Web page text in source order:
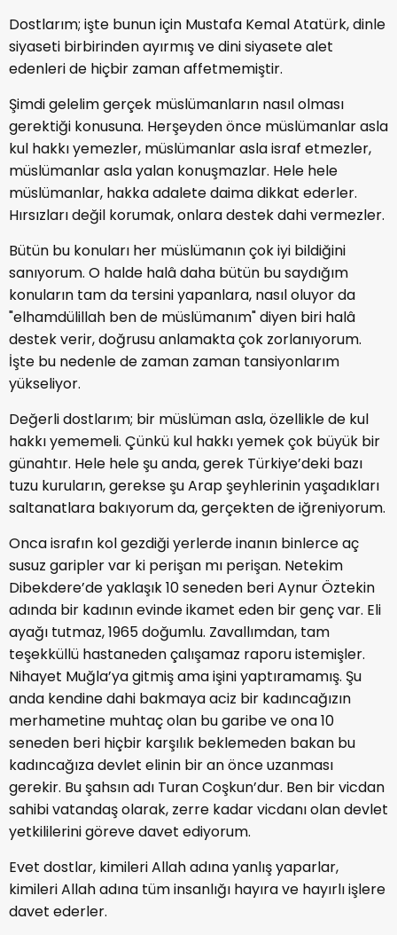
Dostlarım; işte bunun için Mustafa Kemal Atatürk, dinle
siyaseti birbirinden ayırmış ve dini siyasete alet
edenleri de hiçbir zaman affetmemiştir.
Şimdi gelelim gerçek müslümanların nasıl olması
gerektiği konusuna. Herşeyden önce müslümanlar asla
kul hakkı yemezler, müslümanlar asla israf etmezler,
müslümanlar asla yalan konuşmazlar. Hele hele
müslümanlar, hakka adalete daima dikkat ederler.
Hırsızları değil korumak, onlara destek dahi vermezler.
Bütün bu konuları her müslümanın çok iyi bildiğini
sanıyorum. O halde halâ daha bütün bu saydığım
konuların tam da tersini yapanlara, nasıl oluyor da
"elhamdülillah ben de müslümanım" diyen biri halâ
destek verir, doğrusu anlamakta çok zorlanıyorum.
İşte bu nedenle de zaman zaman tansiyonlarım
yükseliyor.
Değerli dostlarım; bir müslüman asla, özellikle de kul
hakkı yememeli. Çünkü kul hakkı yemek çok büyük bir
günahtır. Hele hele şu anda, gerek Türkiye’deki bazı
tuzu kuruların, gerekse şu Arap şeyhlerinin yaşadıkları
saltanatlara bakıyorum da, gerçekten de iğreniyorum.
Onca israfın kol gezdiği yerlerde inanın binlerce aç
susuz garipler var ki perişan mı perişan. Netekim
Dibekdere’de yaklaşık 10 seneden beri Aynur Öztekin
adında bir kadının evinde ikamet eden bir genç var. Eli
ayağı tutmaz, 1965 doğumlu. Zavallımdan, tam
teşekküllü hastaneden çalışamaz raporu istemişler.
Nihayet Muğla’ya gitmiş ama işini yaptıramamış. Şu
anda kendine dahi bakmaya aciz bir kadıncağızın
merhametine muhtaç olan bu garibe ve ona 10
seneden beri hiçbir karşılık beklemeden bakan bu
kadıncağıza devlet elinin bir an önce uzanması
gerekir. Bu şahsın adı Turan Coşkun’dur. Ben bir vicdan
sahibi vatandaş olarak, zerre kadar vicdanı olan devlet
yetkililerini göreve davet ediyorum.
Evet dostlar, kimileri Allah adına yanlış yaparlar,
kimileri Allah adına tüm insanlığı hayıra ve hayırlı işlere
davet ederler.